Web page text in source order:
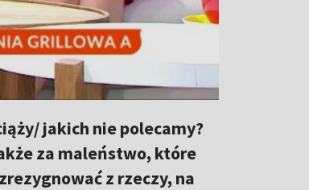
jakich nie polecamy?
za maleństwo, które
z rzeczy, na